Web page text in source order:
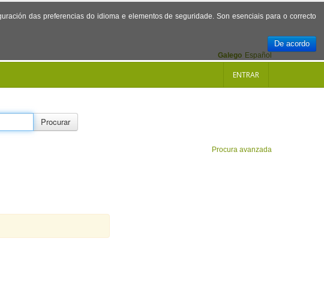
das preferencias do idioma e elementos de seguridade. Son esenciais para o correcto
De acordo
Español
Galego
ENTRAR
Procurar
Procura avanzada